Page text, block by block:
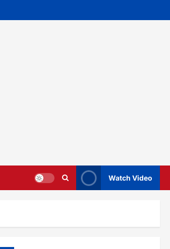
Watch Video